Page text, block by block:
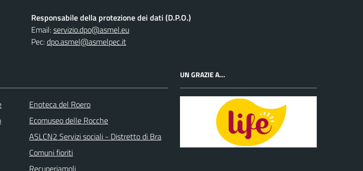
Responsabile della protezione dei dati (D.P.O.)
Email:servizio.dpo@asmel.eu
Pec:dpo.asmel@asmelpec.it
Enoteca del Roero
Ecomuseo delle Rocche
ASLCN2 Servizi sociali - Distretto di Bra
Comuni fioriti
Recuperiamoli
UN GRAZIE A...